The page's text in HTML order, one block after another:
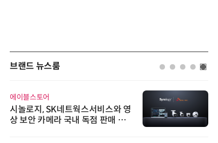
브랜드 뉴스룸
에이블스토어
시놀로지, SK네트웍스서비스와 영
상 보안 카메라 국내 독점 판매 파